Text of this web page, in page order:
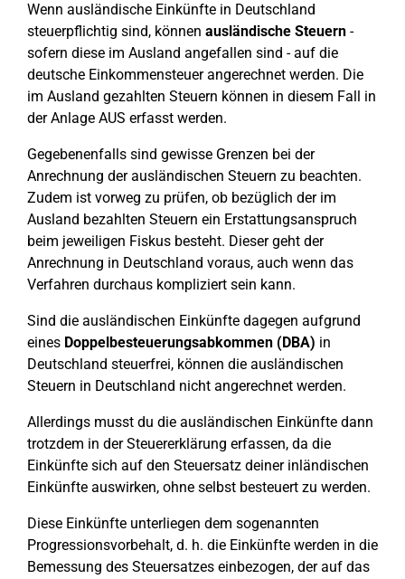
Wenn ausländische Einkünfte in Deutschland
steuerpflichtig sind, können ausländische Steuern -
sofern diese im Ausland angefallen sind - auf die
deutsche Einkommensteuer angerechnet werden. Die
im Ausland gezahlten Steuern können in diesem Fall in
der Anlage AUS erfasst werden.
Gegebenenfalls sind gewisse Grenzen bei der
Anrechnung der ausländischen Steuern zu beachten.
Zudem ist vorweg zu prüfen, ob bezüglich der im
Ausland bezahlten Steuern ein Erstattungsanspruch
beim jeweiligen Fiskus besteht. Dieser geht der
Anrechnung in Deutschland voraus, auch wenn das
Verfahren durchaus kompliziert sein kann.
Sind die ausländischen Einkünfte dagegen aufgrund
eines Doppelbesteuerungsabkommen (DBA) in
Deutschland steuerfrei, können die ausländischen
Steuern in Deutschland nicht angerechnet werden.
Allerdings musst du die ausländischen Einkünfte dann
trotzdem in der Steuererklärung erfassen, da die
Einkünfte sich auf den Steuersatz deiner inländischen
Einkünfte auswirken, ohne selbst besteuert zu werden.
Diese Einkünfte unterliegen dem sogenannten
Progressionsvorbehalt, d. h. die Einkünfte werden in die
Bemessung des Steuersatzes einbezogen, der auf das